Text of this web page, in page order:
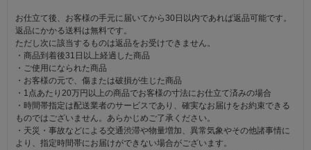
お仕立て後、お客様の手元に届いてから30日以内であれば返品可能です。
返品にかかる送料は無料です。
ただし次に該当するものは返品をお受けできません。
・商品到着後31日以上経過した商品
・ご使用になられた商品
・お客様の元で、傷または破損が生じた商品
・1点あたり20万円以上の商品でお客様の寸法にお仕立て済みの場合
・時間帯指定は配送業者のサービスであり、確実なお届けをお約束できる
ものではございません。あらかじめご了承ください。
・天災・事故などによる交通渋滞や物量増加、異常気象やその他諸事情に
より、指定時間帯にお届けができない場合がございます。